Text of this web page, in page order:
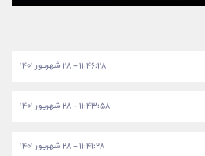
۱۱:۴۶:۲۸ - ۲۸ شهریور ۱۴۰۱
۱۱:۴۳:۵۸ - ۲۸ شهریور ۱۴۰۱
۱۱:۴۱:۲۸ - ۲۸ شهریور ۱۴۰۱